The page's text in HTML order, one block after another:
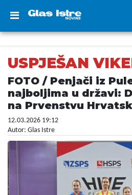
USPJEŠAN
FOTO / Penjači iz
najboljima u državi:
na Prvenstvu
12.03.2026 19:12
Autor: Glas Istre